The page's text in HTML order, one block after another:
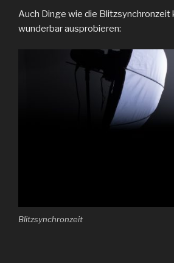
Auch Dinge wie die Blitzsynchronzeit
wunderbar ausprobieren:
Blitzsynchronzeit